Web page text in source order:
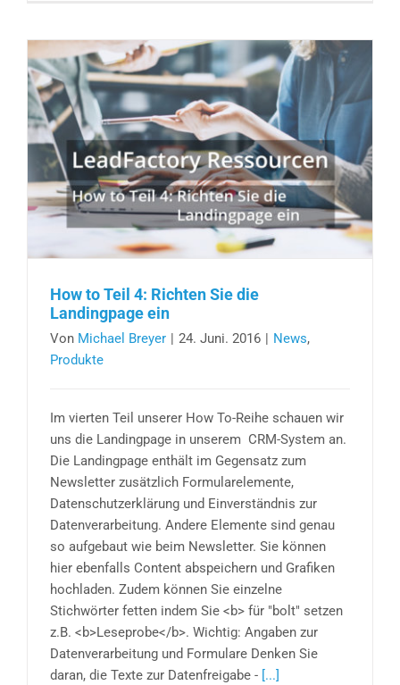
How to Teil 4: Richten Sie die
Landingpage ein
Von Michael Breyer | 24. Juni. 2016 | News,
Produkte
Im vierten Teil unserer How To-Reihe schauen wir
uns die Landingpage in unserem CRM-System an.
Die Landingpage enthält im Gegensatz zum
Newsletter zusätzlich Formularelemente,
Datenschutzerklärung und Einverständnis zur
Datenverarbeitung. Andere Elemente sind genau
so aufgebaut wie beim Newsletter. Sie können
hier ebenfalls Content abspeichern und Grafiken
hochladen. Zudem können Sie einzelne
Stichwörter fetten indem Sie <b> für "bolt" setzen
z.B. <b>Leseprobe</b>. Wichtig: Angaben zur
Datenverarbeitung und Formulare Denken Sie
daran, die Texte zur Datenfreigabe - [...]